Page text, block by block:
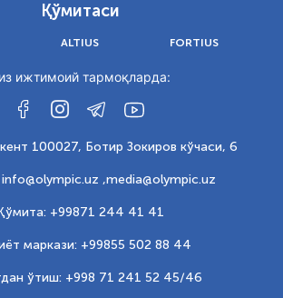
Қўмитаси
ALTIUS FORTIUS
ижтимоий тармоқларда:
100027, Ботир Зокиров кўчаси, 6
,media@olympic.uz
+99871 244 41 41
маркази: +99855 502 88 44
ўтиш: +998 71 241 52 45/46